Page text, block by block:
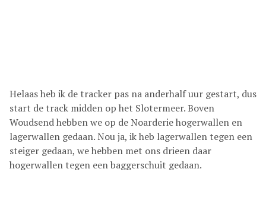
Helaas heb ik de tracker pas na anderhalf uur gestart, dus
start de track midden op het Slotermeer. Boven
Woudsend hebben we op de Noarderie hogerwallen en
lagerwallen gedaan. Nou ja, ik heb lagerwallen tegen een
steiger gedaan, we hebben met ons drieen daar
hogerwallen tegen een baggerschuit gedaan.